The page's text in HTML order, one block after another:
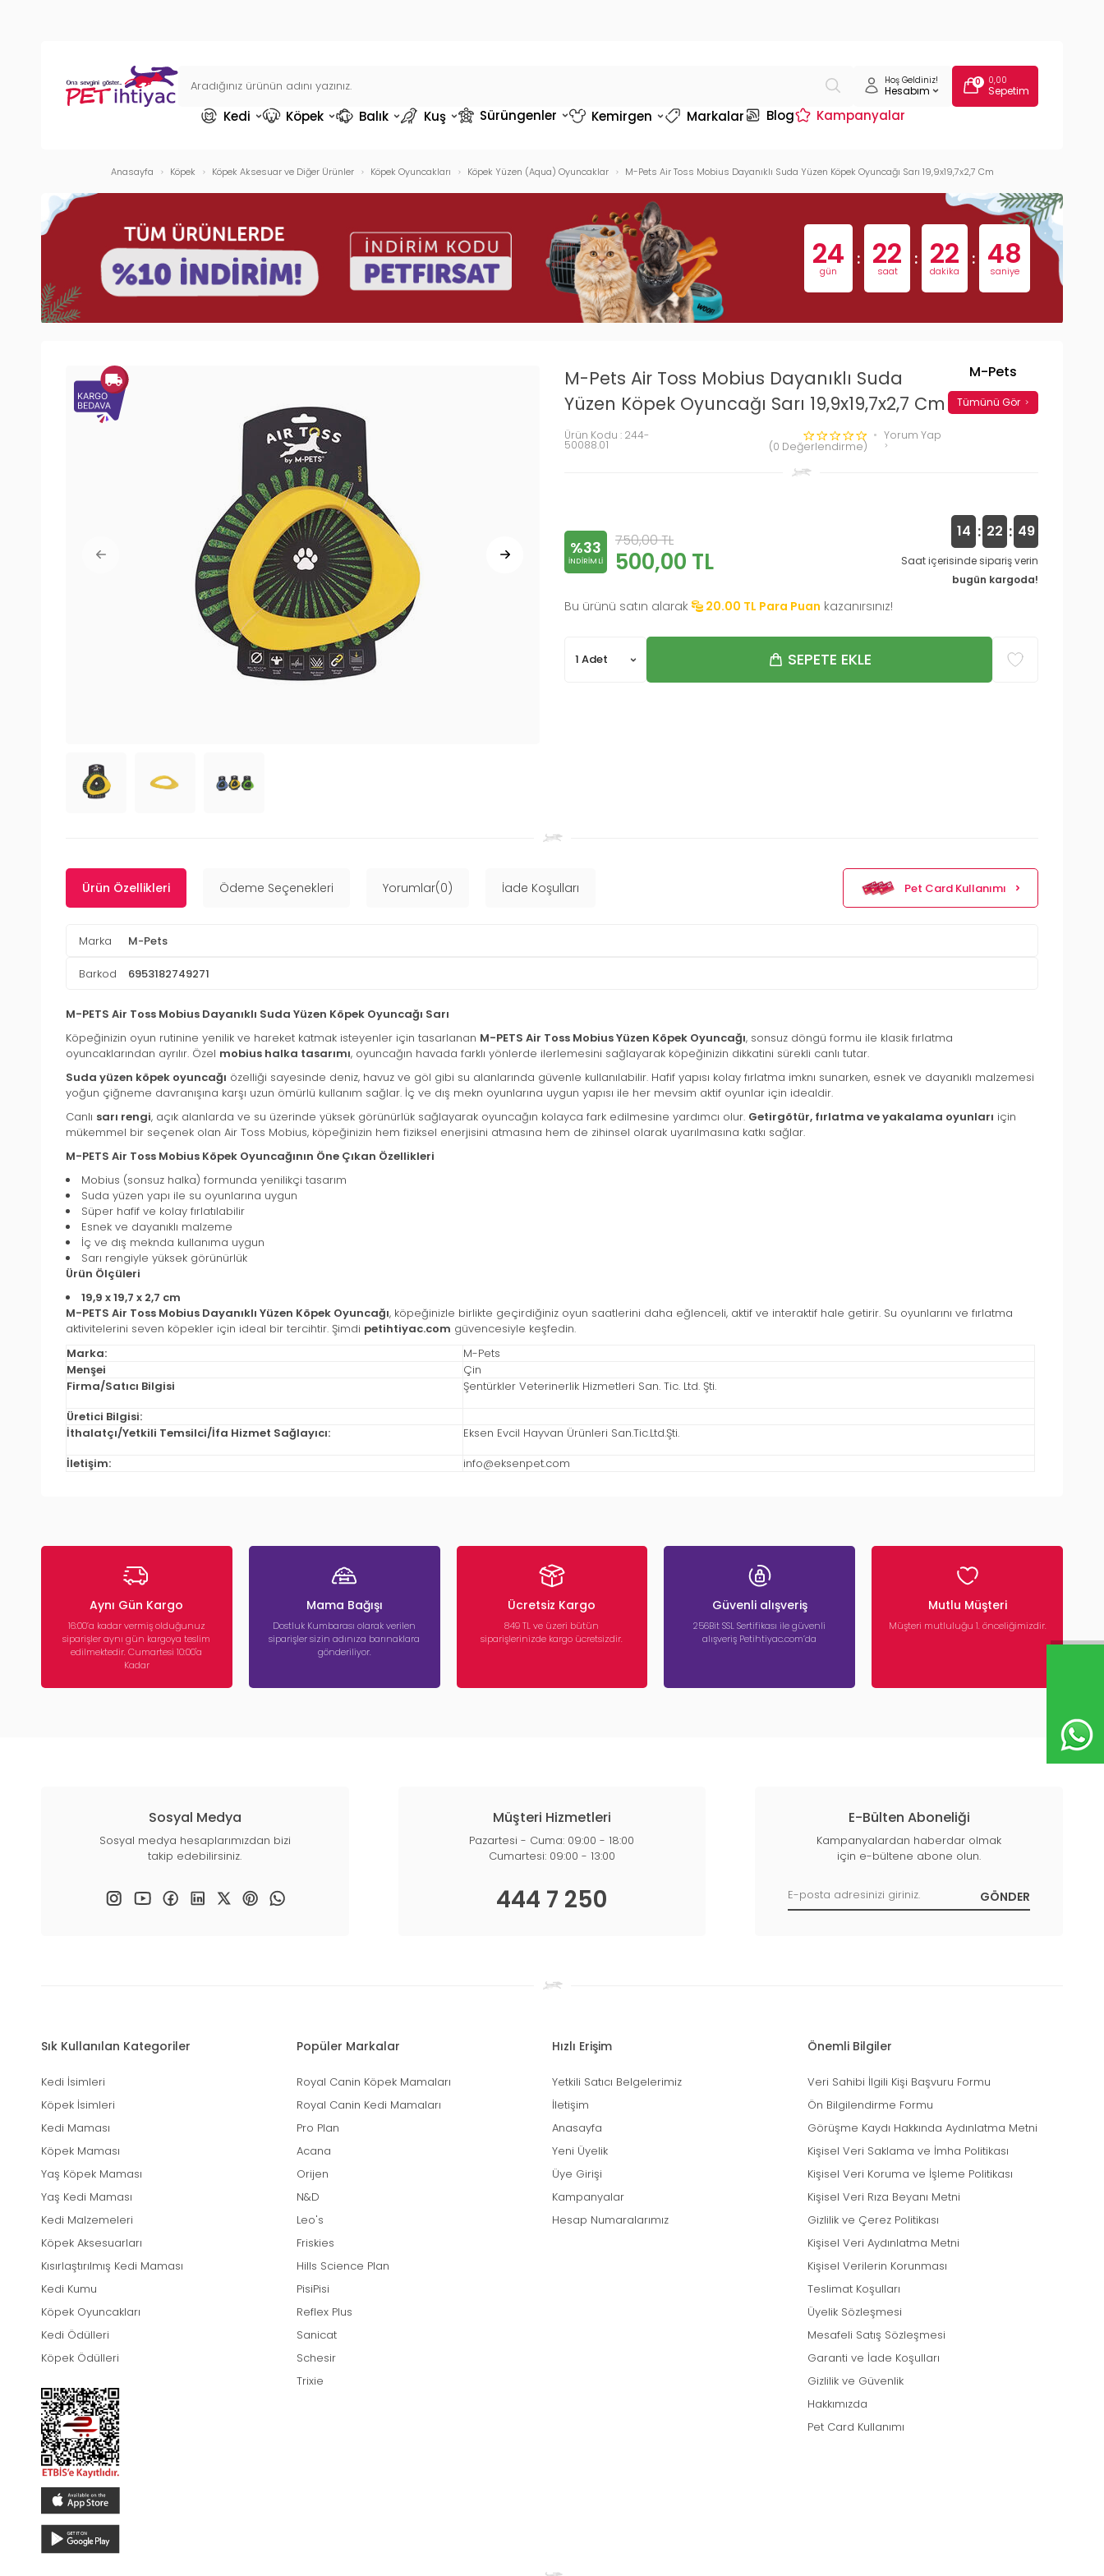
Hoş Geldiniz!
Hesabım
0 0,00
Sepetim
Kedi Köpek Balık Kuş Sürüngenler Kemirgen Markalar Blog Kampanyalar
Anasayfa Köpek Köpek Aksesuar ve Diğer Ürünler Köpek Oyuncakları Köpek Yüzen (Aqua) Oyuncaklar M-Pets Air Toss Mobius Dayanıklı Suda Yüzen Köpek Oyuncağı Sarı 19,9x19,7x2,7 Cm
24
gün 22
saat 22
dakika 47
saniye
M-Pets Air Toss Mobius Dayanıklı Suda
Yüzen Köpek Oyuncağı Sarı 19,9x19,7x2,7 Cm
Ürün Kodu : 244-
50088.01 (0 Değerlendirme)
Yorum Yap
M-Pets
Tümünü Gör
%33
INDIRIMLI
750,00TL
500,00 TL
14 : 22 : 48
Saat içerisinde sipariş verin
bugün kargoda!
Bu ürünü satın alarak 20.00 TL Para Puan kazanırsınız!
SEPETE EKLE
Ürün Özellikleri Ödeme Seçenekleri Yorumlar(0) İade Koşulları Pet Card Kullanımı
Marka M-Pets
Barkod 6953182749271
M-PETS Air Toss Mobius Dayanıklı Suda Yüzen Köpek Oyuncağı Sarı
Köpeğinizin oyun rutinine yenilik ve hareket katmak isteyenler için tasarlanan M-PETS Air Toss Mobius Yüzen Köpek Oyuncağı, sonsuz döngü formu ile klasik fırlatma
oyuncaklarından ayrılır. Özel mobius halka tasarımı, oyuncağın havada farklı yönlerde ilerlemesini sağlayarak köpeğinizin dikkatini sürekli canlı tutar.
Suda yüzen köpek oyuncağı özelliği sayesinde deniz, havuz ve göl gibi su alanlarında güvenle kullanılabilir. Hafif yapısı kolay fırlatma imknı sunarken, esnek ve dayanıklı malzemesi
yoğun çiğneme davranışına karşı uzun ömürlü kullanım sağlar. İç ve dış mekn oyunlarına uygun yapısı ile her mevsim aktif oyunlar için idealdir.
Canlı sarı rengi, açık alanlarda ve su üzerinde yüksek görünürlük sağlayarak oyuncağın kolayca fark edilmesine yardımcı olur. Getirgötür, fırlatma ve yakalama oyunları için
mükemmel bir seçenek olan Air Toss Mobius, köpeğinizin hem fiziksel enerjisini atmasına hem de zihinsel olarak uyarılmasına katkı sağlar.
M-PETS Air Toss Mobius Köpek Oyuncağının Öne Çıkan Özellikleri
Mobius (sonsuz halka) formunda yenilikçi tasarım
Suda yüzen yapı ile su oyunlarına uygun
Süper hafif ve kolay fırlatılabilir
Esnek ve dayanıklı malzeme
İç ve dış meknda kullanıma uygun
Sarı rengiyle yüksek görünürlük
Ürün Ölçüleri
19,9 x 19,7 x 2,7 cm
M-PETS Air Toss Mobius Dayanıklı Yüzen Köpek Oyuncağı, köpeğinizle birlikte geçirdiğiniz oyun saatlerini daha eğlenceli, aktif ve interaktif hale getirir. Su oyunlarını ve fırlatma
aktivitelerini seven köpekler için ideal bir tercihtir. Şimdi petihtiyac.com güvencesiyle keşfedin.
Marka:
M-Pets
Menşei
Çin
Firma/Satıcı Bilgisi
Şentürkler Veterinerlik Hizmetleri San. Tic. Ltd. Şti.
Üretici Bilgisi:
İthalatçı/Yetkili Temsilci/İfa Hizmet Sağlayıcı:
Eksen Evcil Hayvan Ürünleri San.Tic.Ltd.Şti.
İletişim:
info@eksenpet.com
Aynı Gün Kargo
16:00’a kadar vermiş olduğunuz
siparişler aynı gün kargoya teslim
edilmektedir. Cumartesi 10:00'a
Kadar
Mama Bağışı
Dostluk Kumbarası olarak verilen
siparişler sizin adınıza barınaklara
gönderiliyor.
Ücretsiz Kargo
849 TL ve üzeri bütün
siparişlerinizde kargo ücretsizdir.
Güvenli alışveriş
256Bit SSL Sertifikası ile güvenli
alışveriş Petihtiyac.com’da
Mutlu Müşteri
Müşteri mutluluğu 1. önceliğimizdir.
Sosyal Medya
Sosyal medya hesaplarımızdan bizi
takip edebilirsiniz.
Müşteri Hizmetleri
Pazartesi - Cuma: 09:00 - 18:00
Cumartesi: 09:00 - 13:00
444 7 250
E-Bülten Aboneliği
Kampanyalardan haberdar olmak
için e-bültene abone olun.
Sık Kullanılan Kategoriler
Kedi İsimleri
Köpek İsimleri
Kedi Maması
Köpek Maması
Yaş Köpek Maması
Yaş Kedi Maması
Kedi Malzemeleri
Köpek Aksesuarları
Kısırlaştırılmış Kedi Maması
Kedi Kumu
Köpek Oyuncakları
Kedi Ödülleri
Köpek Ödülleri
Popüler Markalar
Royal Canin Köpek Mamaları
Royal Canin Kedi Mamaları
Pro Plan
Acana
Orijen
N&D
Leo's
Friskies
Hills Science Plan
PisiPisi
Reflex Plus
Sanicat
Schesir
Trixie
Hızlı Erişim
Yetkili Satıcı Belgelerimiz
İletişim
Anasayfa
Yeni Üyelik
Üye Girişi
Kampanyalar
Hesap Numaralarımız
Önemli Bilgiler
Veri Sahibi İlgili Kişi Başvuru Formu
Ön Bilgilendirme Formu
Görüşme Kaydı Hakkında Aydınlatma Metni
Kişisel Veri Saklama ve İmha Politikası
Kişisel Veri Koruma ve İşleme Politikası
Kişisel Veri Rıza Beyanı Metni
Gizlilik ve Çerez Politikası
Kişisel Veri Aydınlatma Metni
Kişisel Verilerin Korunması
Teslimat Koşulları
Üyelik Sözleşmesi
Mesafeli Satış Sözleşmesi
Garanti ve İade Koşulları
Gizlilik ve Güvenlik
Hakkımızda
Pet Card Kullanımı